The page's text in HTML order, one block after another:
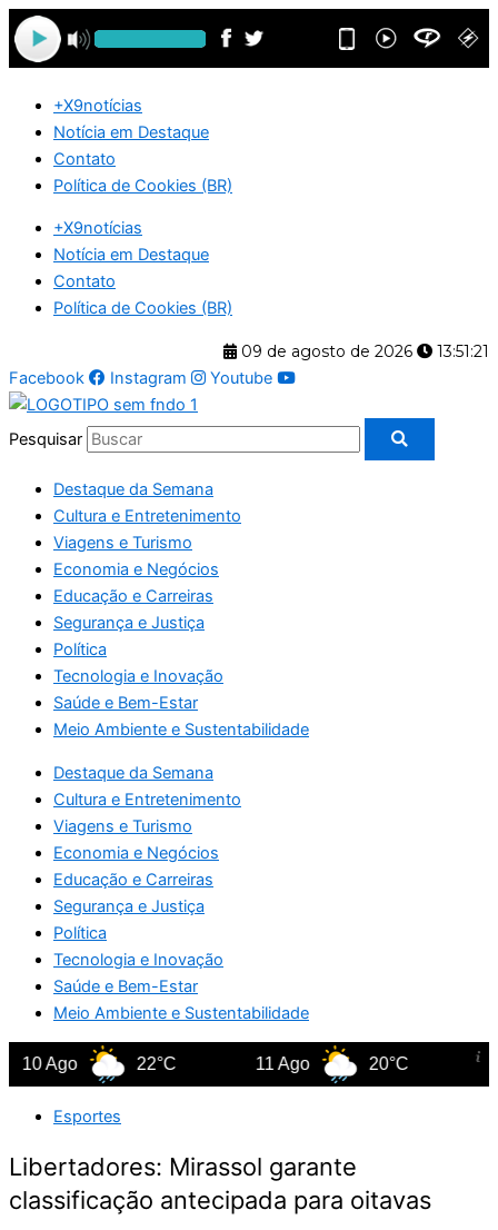
Ir
para
o
+X9notícias
Notícia em Destaque
Contato
Política de Cookies (BR)
+X9notícias
Notícia em Destaque
Contato
Política de Cookies (BR)
09 de agosto de 2026
13:51:22
Facebook
Instagram Youtube
Pesquisar
Destaque da Semana
Cultura e Entretenimento
Viagens e Turismo
Economia e Negócios
Educação e Carreiras
Segurança e Justiça
Política
Tecnologia e Inovação
Saúde e Bem-Estar
Meio Ambiente e Sustentabilidade
Destaque da Semana
Cultura e Entretenimento
Viagens e Turismo
Economia e Negócios
Educação e Carreiras
Segurança e Justiça
Política
Tecnologia e Inovação
Saúde e Bem-Estar
Meio Ambiente e Sustentabilidade
Ago 22°C 11 Ago 20°C 12
Esportes
Libertadores: Mirassol garante
classificação antecipada para oitavas